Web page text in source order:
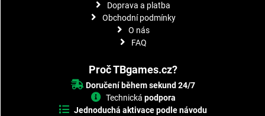
Doprava a platba
Obchodní podmínky
O nás
FAQ
Proč TBgames.cz?
Doručení během sekund 24/7
Technická podpora
Jednoduchá aktivace podle návodu